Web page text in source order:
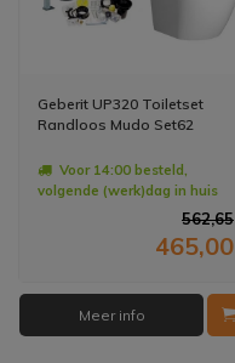
Geberit UP320 Toiletset
Randloos Mudo Set62
Voor 14:00 besteld,
volgende (werk)dag in huis
562,65
465,00
Meer info